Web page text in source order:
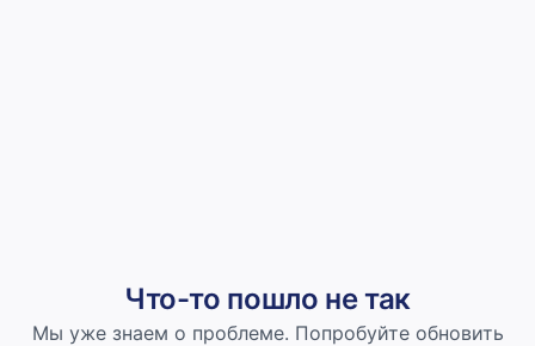
Что-то пошло не так
Мы уже знаем о проблеме. Попробуйте обновить